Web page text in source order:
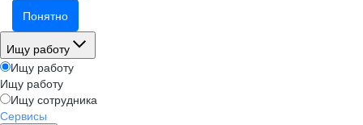
Понятно
Ищу работу
Ищу работу
Ищу работу
Ищу сотрудника
Сервисы